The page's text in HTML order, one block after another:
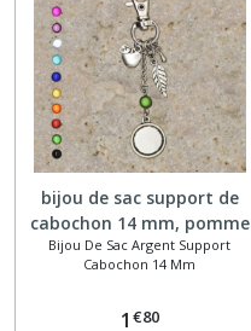
bijou de sac support de
cabochon 14 mm, pomme
Bijou De Sac Argent Support
Cabochon 14 Mm
1 €80
Bijou
de
sac
argent
support
cabochon
14
(21)